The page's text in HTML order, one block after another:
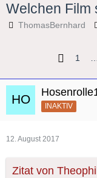
Welchen Film
ThomasBernhard
1 …
INAKTIV
12. August 2017
Zitat von